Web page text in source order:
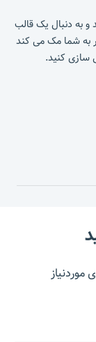
و به دنبال یک قالب
به شما مک می کند
سازی کنید.